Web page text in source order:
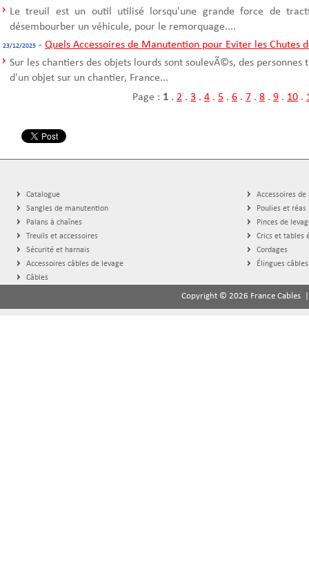
Le treuil est un outil utilisé lorsqu'une grande force de
désembourber un véhicule, pour le remorquage....
23/12/2025 - Quels Accessoires de Manutention pour Eviter les Chutes
Sur les chantiers des objets lourds sont soulevÃ©s, des
d'un objet sur un chantier, France...
Page : 1 . 2 . 3 . 4 . 5 . 6 . 7 . 8 . 9 . 10 .
Catalogue
Sangles de manutention
Palans à chaînes
Treuils et accessoires
Sécurité et harnais
Accessoires câbles de levage
Câbles
Accessoires de
Poulies et réas
Pinces de
Crics et tables
Cordages
Élingues câbles
Copyright © 2026 France